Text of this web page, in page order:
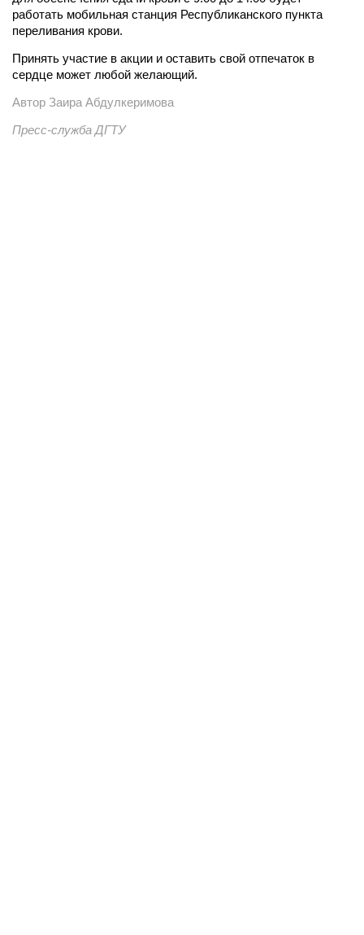
работать мобильная станция Республиканского пункта
переливания крови.
Принять участие в акции и оставить свой отпечаток в
сердце может любой желающий.
Автор Заира Абдулкеримова
Пресс-служба ДГТУ